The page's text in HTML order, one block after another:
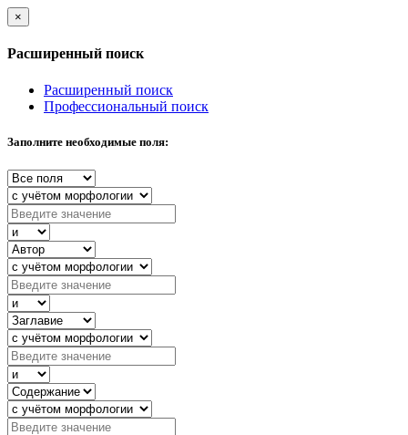
×
Расширенный поиск
Расширенный поиск
Профессиональный поиск
Заполните необходимые поля: